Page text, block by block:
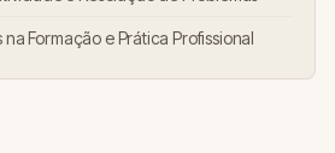
Formação e Prática Profissional